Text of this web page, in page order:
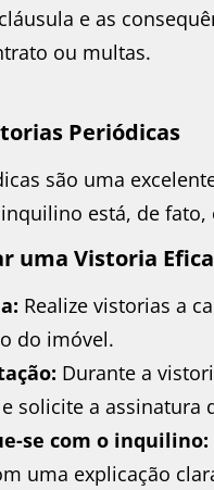
e as
ou multas.
Periódicas
são uma
está, de
uma Vistoria
Realize vistorias a
do imóvel.
Durante a
solicite a
se com o inquilino:
uma explicação